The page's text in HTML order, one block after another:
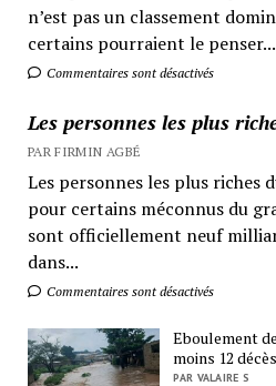
n’est pas un classement
certains pourraient le
Commentaires sont désactivés
Les personnes les plus
PAR FIRMIN AGBÉ
Les personnes les plus riches
pour certains méconnus du
sont officiellement neuf
dans...
Commentaires sont désactivés
Eboulement
moins 12
PAR VALAIRE S